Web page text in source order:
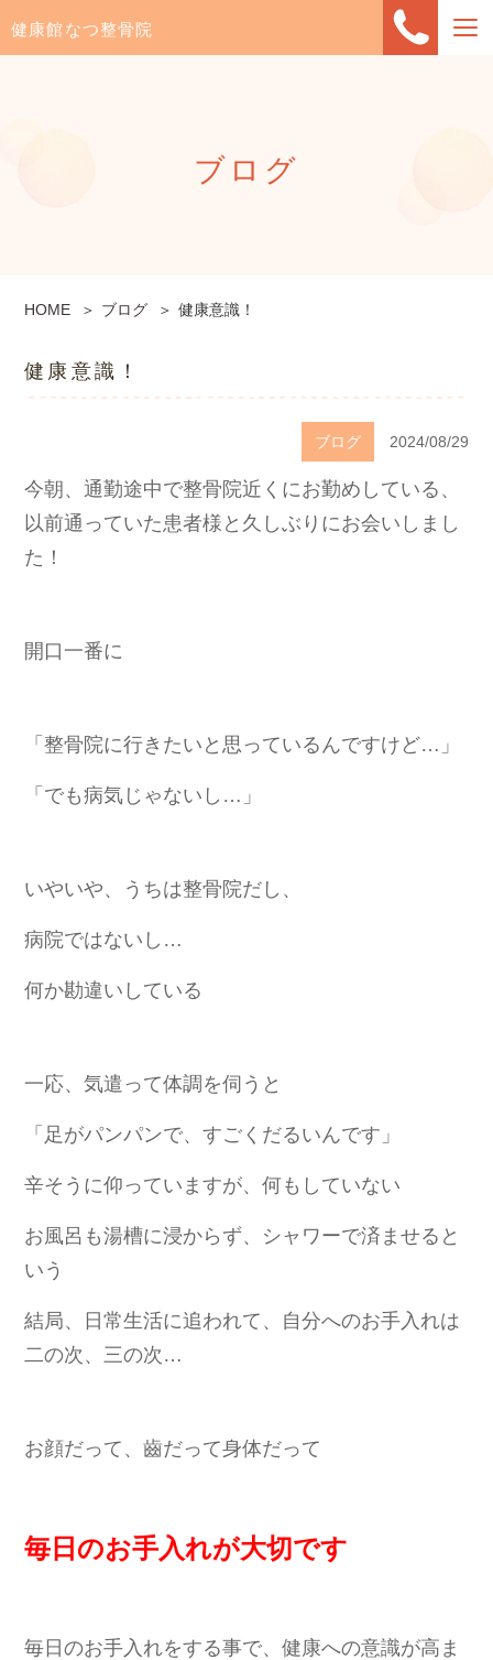
健康館なつ整骨院
ブログ
HOME ブログ 健康意識！
健康意識！
ブログ 2024/08/29
今朝、通勤途中で整骨院近くにお勤めしている、
以前通っていた患者様と久しぶりにお会いしまし
た！
開口一番に
「整骨院に行きたいと思っているんですけど…」
「でも病気じゃないし…」
いやいや、うちは整骨院だし、
病院ではないし…
何か勘違いしている
一応、気遣って体調を伺うと
「足がパンパンで、すごくだるいんです」
辛そうに仰っていますが、何もしていない
お風呂も湯槽に浸からず、シャワーで済ませると
いう
結局、日常生活に追われて、自分へのお手入れは
二の次、三の次…
お顔だって、齒だって身体だって
毎日のお手入れが大切です
毎日のお手入れをする事で、健康への意識が高ま